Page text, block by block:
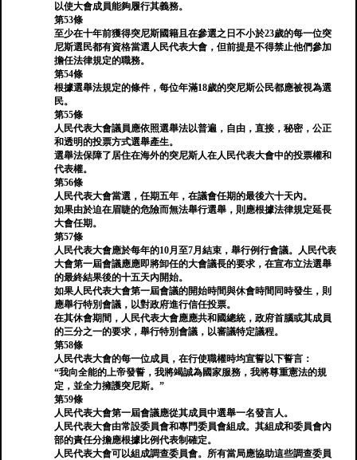
以使大會成員能夠履行其義務。
第53條
至少在十年前獲得突尼斯國籍且在參選之日不小於23歲的每一位突
尼斯選民都有資格當選人民代表大會，但前提是不得禁止他們參加
擔任法律規定的職務。
第54條
根據選舉法規定的條件，每位年滿18歲的突尼斯公民都應被視為選
民。
第55條
人民代表大會議員應依照選舉法以普遍​​，自由，直接，秘密，公正
和透明的投票方式選舉產生。
選舉法保障了居住在海外的突尼斯人在人民代表大會中的投票權和
代表權。
第56條
人民代表大會當選，任期五年，在議會任期的最後六十天內。
如果由於迫在眉睫的危險而無法舉行選舉，則應根據法律規定延長
大會任期。
第57條
人民代表大會應於每年的10月至7月結束，舉行例行會議。人民代表
大會第一屆會議應應即將卸任的大會議長的要求，在宣布立法選舉
的最終結果後的十五天內開始。
如果人民代表大會第一屆會議的開始時間與休會時間同時發生，則
應舉行特別會議，以對政府進行信任投票。
在其休會期間，人民代表大會應應共和國總統，政府首腦或其成員
的三分之一的要求，舉行特別會議，以審議特定議程。
第58條
人民代表大會的每一位成員，在行使職權時均宣誓以下誓言：
“我向全能的上帝發誓，我將竭誠為國家服務，我將尊重憲法的規
定，並全力擁護突尼斯。”
第59條
人民代表大會第一屆會議應從其成員中選舉一名發言人。
人民代表大會由常設委員會和專門委員會組成。其組成和委員會內
部的責任分擔應根據比例代表制確定。
人民代表大會可以組成調查委員會。所有當局應協助這些調查委員